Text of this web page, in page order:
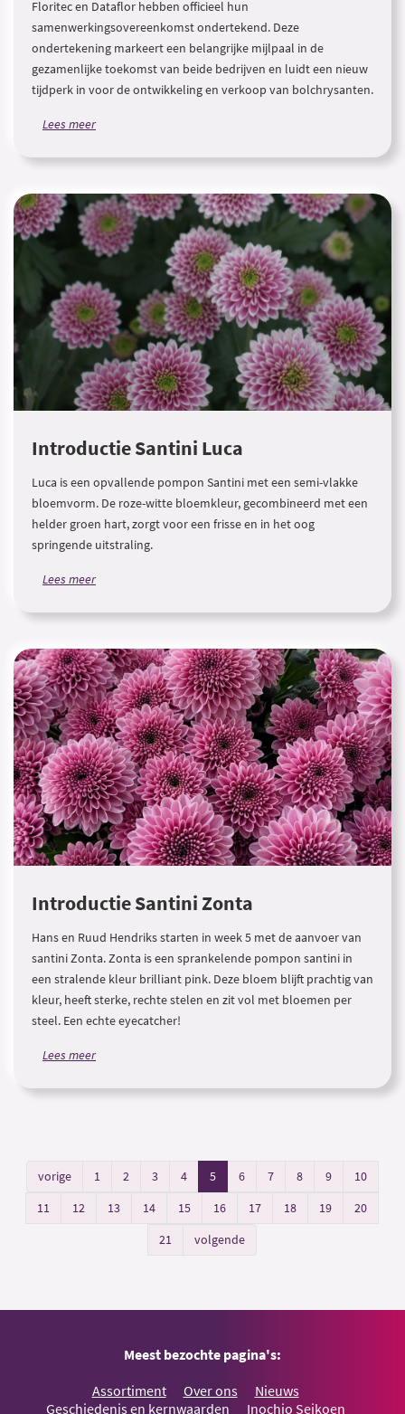
Floritec en Dataflor hebben officieel hun
samenwerkingsovereenkomst ondertekend. Deze
ondertekening markeert een belangrijke mijlpaal in de
gezamenlijke toekomst van beide bedrijven en luidt een nieuw
tijdperk in voor de ontwikkeling en verkoop van bolchrysanten.
Lees meer
Introductie Santini Luca
Luca is een opvallende pompon Santini met een semi-vlakke
bloemvorm. De roze-witte bloemkleur, gecombineerd met een
helder groen hart, zorgt voor een frisse en in het oog
springende uitstraling.
Lees meer
Introductie Santini Zonta
Hans en Ruud Hendriks starten in week 5 met de aanvoer van
santini Zonta. Zonta is een sprankelende pompon santini in
een stralende kleur brilliant pink. Deze bloem blijft prachtig van
kleur, heeft sterke, rechte stelen en zit vol met bloemen per
steel. Een echte eyecatcher!
Lees meer
vorige 1 2 3 4 5 6 7 8 9
10
11
12 13 14 15 16 17 18 19
20
21
volgende
Meest bezochte pagina's:
Assortiment Over ons
Nieuws
Geschiedenis en kernwaarden
Inochio Seikoen